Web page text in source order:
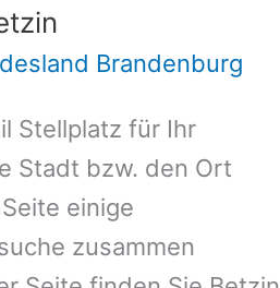
Brandenburg
Stellplatz für Ihr
Stadt bzw. den Ort
einige
zusammen